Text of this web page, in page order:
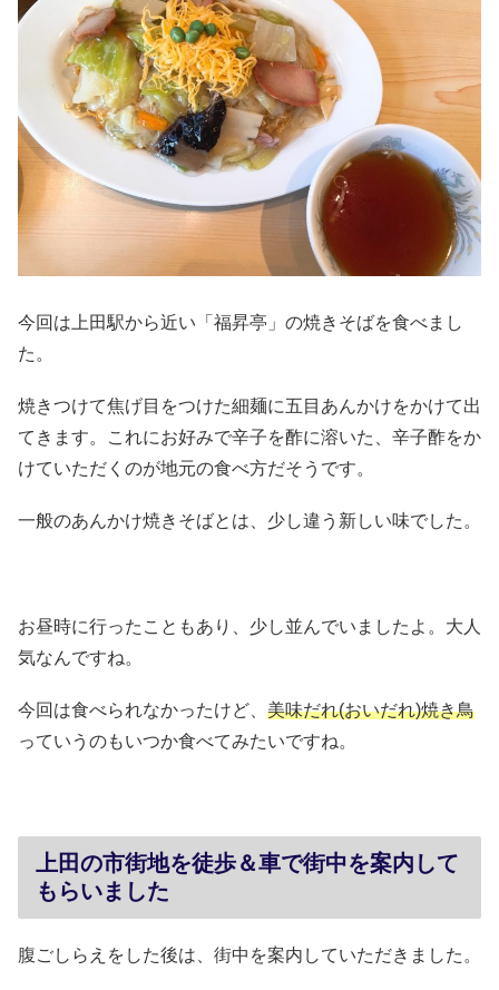
今回は上田駅から近い「福昇亭」の焼きそばを食べまし
た。
焼きつけて焦げ目をつけた細麺に五目あんかけをかけて出
てきます。これにお好みで辛子を酢に溶いた、辛子酢をか
けていただくのが地元の食べ方だそうです。
一般のあんかけ焼きそばとは、少し違う新しい味でした。
お昼時に行ったこともあり、少し並んでいましたよ。大人
気なんですね。
今回は食べられなかったけど、 美味だれ(おいだれ)焼き鳥
っていうのもいつか食べてみたいですね。
上田の市街地を徒歩＆車で街中を案内して
もらいました
腹ごしらえをした後は、街中を案内していただきました。